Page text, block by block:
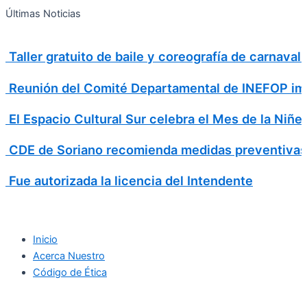
Ir
Últimas Noticias
Taller gratuito de baile y coreografía de carnaval
Reunión del Comité Departamental de INEFOP
El Espacio Cultural Sur celebra el Mes de la
CDE de Soriano recomienda medidas
Fue autorizada la licencia del Intendente
Inicio
Acerca Nuestro
Código de Ética
Search